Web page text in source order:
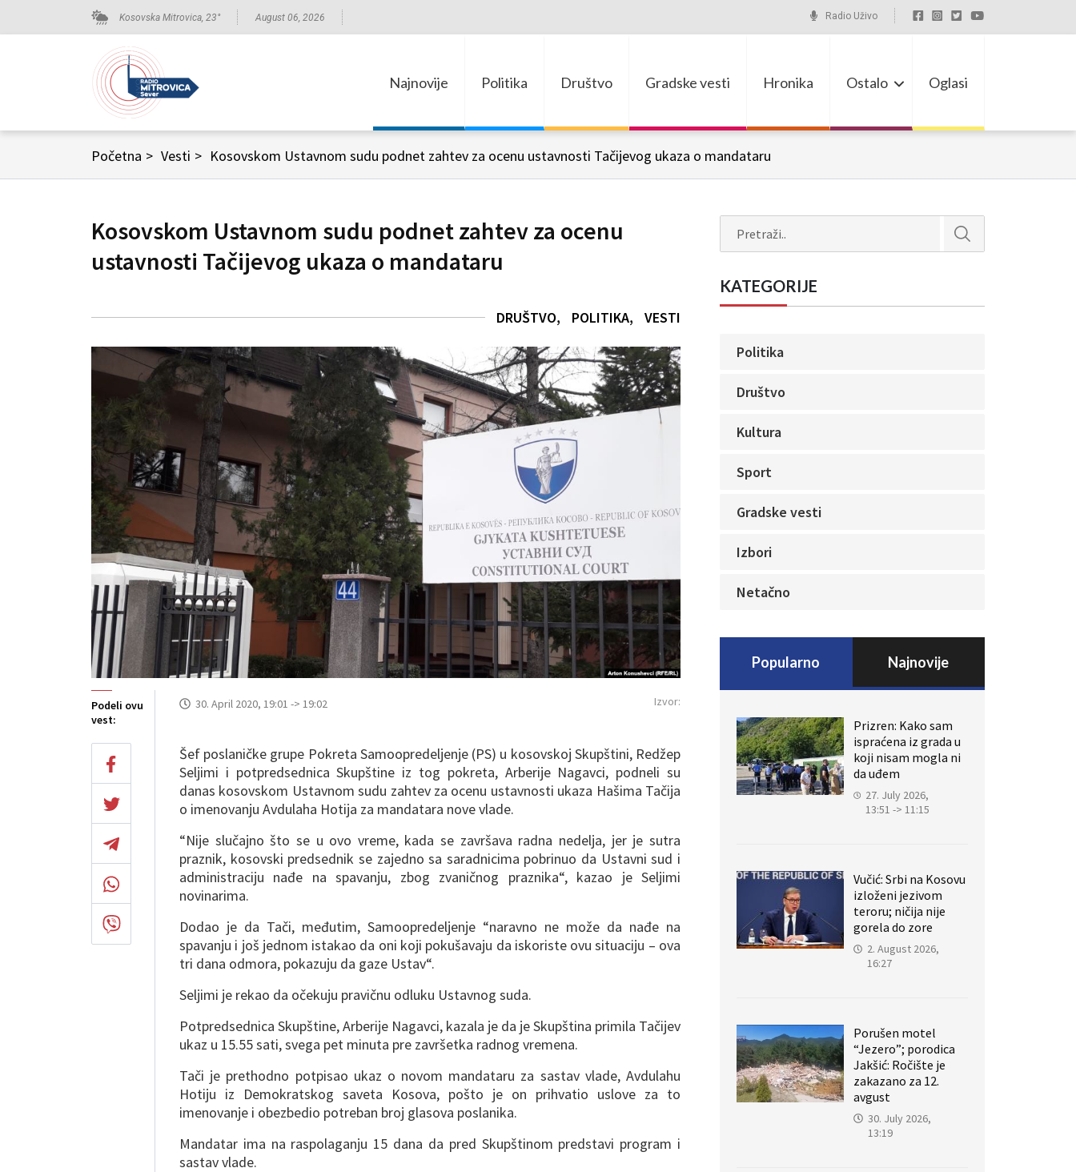
Kosovska Mitrovica, 23° August 06, 2026 Radio Uživo
Najnovije Politika Društvo Gradske vesti Hronika Ostalo Oglasi
Početna > Vesti > Kosovskom Ustavnom sudu podnet zahtev za ocenu ustavnosti Tačijevog ukaza o mandataru
Kosovskom Ustavnom sudu podnet zahtev za ocenu
ustavnosti Tačijevog ukaza o mandataru
DRUŠTVO POLITIKA VESTI
Podeli ovu
vest:
30. April 2020, 19:01 -> 19:02 Izvor:
Šef poslaničke grupe Pokreta Samoopredeljenje (PS) u kosovskoj Skupštini, Redžep
Seljimi i potpredsednica Skupštine iz tog pokreta, Arberije Nagavci, podneli su
danas kosovskom Ustavnom sudu zahtev za ocenu ustavnosti ukaza Hašima Tačija
o imenovanju Avdulaha Hotija za mandatara nove vlade.
“Nije slučajno što se u ovo vreme, kada se završava radna nedelja, jer je sutra
praznik, kosovski predsednik se zajedno sa saradnicima pobrinuo da Ustavni sud i
administraciju nađe na spavanju, zbog zvaničnog praznika“, kazao je Seljimi
novinarima.
Dodao je da Tači, međutim, Samoopredeljenje “naravno ne može da nađe na
spavanju i još jednom istakao da oni koji pokušavaju da iskoriste ovu situaciju – ova
tri dana odmora, pokazuju da gaze Ustav“.
Seljimi je rekao da očekuju pravičnu odluku Ustavnog suda.
Potpredsednica Skupštine, Arberije Nagavci, kazala je da je Skupština primila Tačijev
ukaz u 15.55 sati, svega pet minuta pre završetka radnog vremena.
Tači je prethodno potpisao ukaz o novom mandataru za sastav vlade, Avdulahu
Hotiju iz Demokratskog saveta Kosova, pošto je on prihvatio uslove za to
imenovanje i obezbedio potreban broj glasova poslanika.
Mandatar ima na raspolaganju 15 dana da pred Skupštinom predstavi program i
sastav vlade.
KATEGORIJE
Politika
Društvo
Kultura
Sport
Gradske vesti
Izbori
Netačno
Popularno Najnovije
Prizren: Kako sam
ispraćena iz grada u
koji nisam mogla ni
da uđem
27. July 2026,
13:51 -> 11:15
Vučić: Srbi na Kosovu
izloženi jezivom
teroru; ničija nije
gorela do zore
2. August 2026,
16:27
Porušen motel
“Jezero”; porodica
Jakšić: Ročište je
zakazano za 12.
avgust
30. July 2026,
13:19